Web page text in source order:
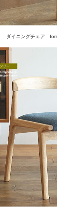
ダイニングチェア